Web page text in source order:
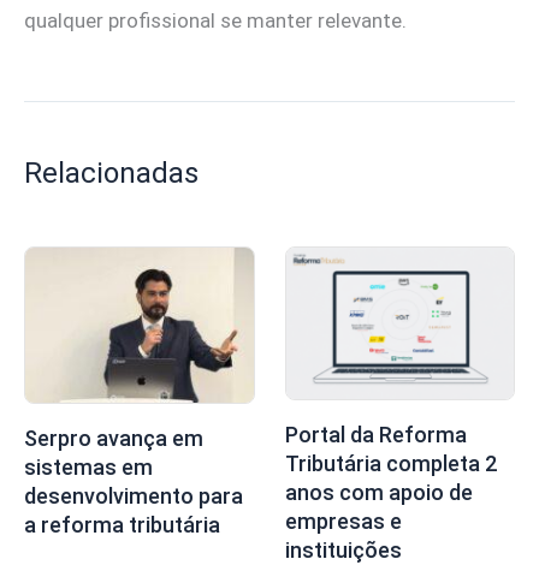
qualquer profissional se manter relevante.
Relacionadas
Serpro avança em
sistemas em
desenvolvimento para
a reforma tributária
Portal da Reforma
Tributária completa 2
anos com apoio de
empresas e
instituições